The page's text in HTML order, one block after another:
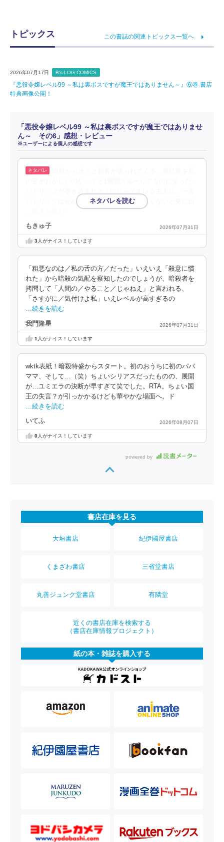
トピックス この書誌の関連トピックス一覧へ
2026年07月17日 B's-LOG COMICS
『悪役令嬢レベル99 ～私は裏ボスですが魔王ではありません～』⑥巻 書店
特典画像公開！
「悪役令嬢レベル99 ～私は裏ボスですが魔王ではありませ
ん～ その6」感想・レビュー
※ユーザーによる個人の感想です
パトリックはせめて足手まといにはなりたくないと更に自
もきゅ子 2026年07月31日
3人がナイス！しています
「粗悪なのは／私の舌の方／だった」いえいえ「殺意に慣
れた」から暗殺の気配を察知したのでしょうが、暗殺者を
拷問して「人間の／やること／じゃねえ」と言われる、
「さすがに／気付けよ私」いえレベルが高すぎるの
…続きを読む
我門隆星 2026年07月31日
1 人がナイス！しています
wktk表紙！暗殺特盛からスタート。初のおうちに初のパパ
ママ、そして…（笑）ちょいシリアスだったものの、展開
が…ユミエラの決断が早すぎて笑でした。RTA。ちょい国
王の失言？が引っかかるけども華やかな場面へ。ド
…続きを読む
いてふ 2026年08月07日
0人がナイス！しています
powered by
書店在庫を見る
大垣書店 紀伊國屋書店
くまざわ書店 三省堂書店
丸善ジュンク堂書店 有隣堂
近くの書店在庫を検索する
（書店在庫情報プロジェクト）
紙の本・雑誌を購入する